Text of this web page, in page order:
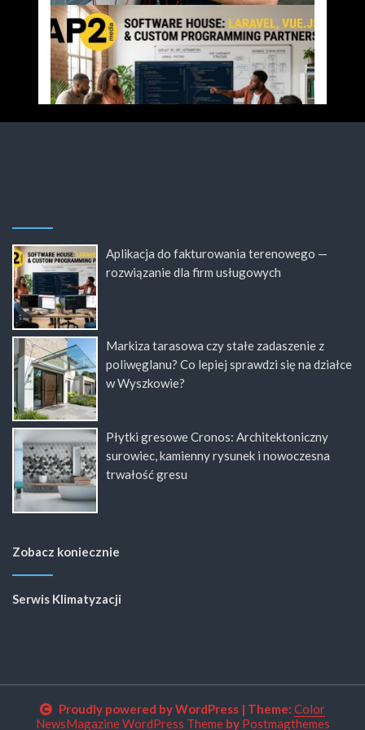
Aplikacja do fakturowania terenowego —
rozwiązanie dla firm usługowych
Markiza tarasowa czy stałe zadaszenie z
poliwęglanu? Co lepiej sprawdzi się na działce
w Wyszkowie?
Płytki gresowe Cronos: Architektoniczny
surowiec, kamienny rysunek i nowoczesna
trwałość gresu
Zobacz koniecznie
Serwis Klimatyzacji
Proudly powered by WordPress | Theme: Color
NewsMagazine WordPress Themeby Postmagthemes